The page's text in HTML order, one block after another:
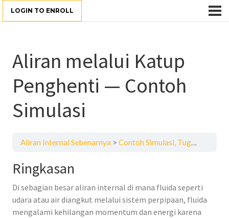
LOGIN TO ENROLL
Aliran melalui Katup
Penghenti — Contoh
Simulasi
Aliran Internal Sebenarnya Contoh Simulasi, Tugas dan Kuis
Ringkasan
Di sebagian besar aliran internal di mana fluida seperti
udara atau air diangkut melalui sistem perpipaan, fluida
mengalami kehilangan momentum dan energi karena